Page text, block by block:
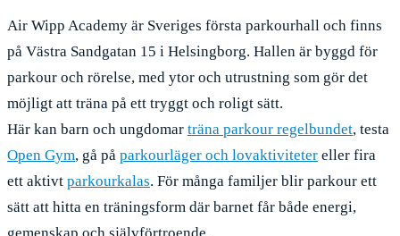
Air Wipp Academy är Sveriges första parkourhall och finns
på Västra Sandgatan 15 i Helsingborg. Hallen är byggd för
parkour och rörelse, med ytor och utrustning som gör det
möjligt att träna på ett tryggt och roligt sätt.
Här kan barn och ungdomar träna parkour regelbundet, testa
Open Gym, gå på parkourläger och lovaktiviteter eller fira
ett aktivt parkourkalas. För många familjer blir parkour ett
sätt att hitta en träningsform där barnet får både energi,